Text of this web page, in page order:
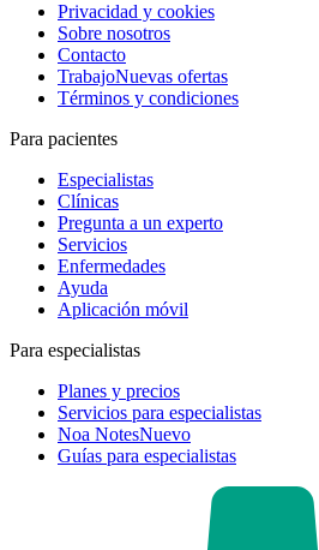
Privacidad y cookies
Sobre nosotros
Contacto
TrabajoNuevas ofertas
Términos y condiciones
Para pacientes
Especialistas
Clínicas
Pregunta a un experto
Servicios
Enfermedades
Ayuda
Aplicación móvil
Para especialistas
Planes y precios
Servicios para especialistas
Noa NotesNuevo
Guías para especialistas